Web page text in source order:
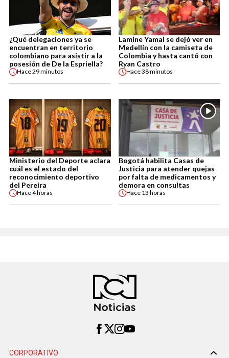
¿Qué delegaciones ya se
encuentran en territorio
colombiano para asistir a la
posesión de De la Espriella?
Hace29 minutos
Lamine Yamal se dejó ver en
Medellín con la camiseta de
Colombia y hasta cantó con
Ryan Castro
Hace38 minutos
Ministerio del Deporte aclara
cuál es el estado del
reconocimiento deportivo
del Pereira
Hace4 horas
Bogotá habilita Casas de
Justicia para atender quejas
por falta de medicamentos y
demora en consultas
Hace 13 horas
CORPORATIVO